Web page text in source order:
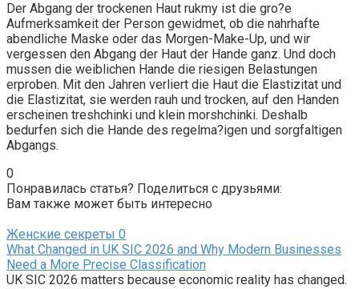
Der Abgang der trockenen Haut rukmy ist die gro?e
Aufmerksamkeit der Person gewidmet, ob die nahrhafte
abendliche Maske oder das Morgen-Make-Up, und wir
vergessen den Abgang der Haut der Hande ganz. Und doch
mussen die weiblichen Hande die riesigen Belastungen
erproben. Mit den Jahren verliert die Haut die Elastizitat und
die Elastizitat, sie werden rauh und trocken, auf den Handen
erscheinen treshchinki und klein morshchinki. Deshalb
bedurfen sich die Hande des regelma?igen und sorgfaltigen
Abgangs.
0
Понравилась статья? Поделиться с друзьями:
Вам также может быть интересно
Женские секреты 0
What Changed in UK SIC 2026 and Why Modern Businesses
Need a More Precise Classification
UK SIC 2026 matters because economic reality has changed.